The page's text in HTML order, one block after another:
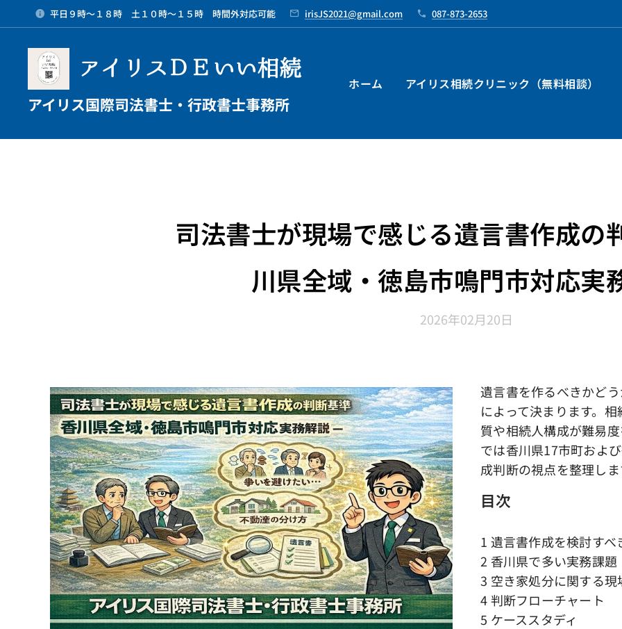
平日９時～１８時 土１０時～１５時 時間外対応可能 irisJS2021@gmail.com 087-873-2653
アイリスＤＥいい相続
アイリス国際司法書士・行政書士事務所
ホーム アイリス相続クリニック（無料相談）
司法書士が現場で感じる遺言書作成の
川県全域・徳島市鳴門市対応実
2026年02月20日
遺言書を作るべきかど
によって決まります。
質や相続人構成が難易
では香川県17市町およ
成判断の視点を整理し
目次
1 遺言書作成を検討すべ
2 香川県で多い実務課題
3 空き家処分に関する現
4 判断フローチャート
5 ケーススタディ